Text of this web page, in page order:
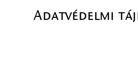
Adatvédelmi